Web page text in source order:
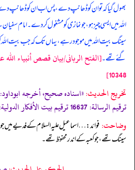
بھول گیا کہ تو ان کو ڈھانپ دے، پس اب ان کو ڈھانپ
اللہ میں ایسی چیز ہو، جو نمازی کو مشغول کر دے۔ امام
سینگ بیت اللہ میں موجود رہے، یہاں تک کہ جب بیت اللہ
گئے تھے۔[الفتح الربانی/بيان قصص أنبياء
10348]
تخریج الحدیث:
ترقيم الرسالة: 16637 ترقیم بيت الأفكار الدولية: 16754»
وضاحت: فوائد: … اسماعیل علیہ السلام کے فدیے میں جو
سینگ تھے، جو کعبہ کے اندر محفوظ تھے۔